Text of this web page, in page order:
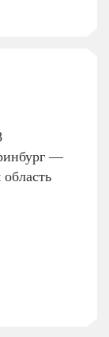
—